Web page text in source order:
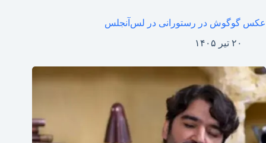
عکس گوگوش در رستورانی در لس‌آنجلس
۲۰ تیر ۱۴۰۵